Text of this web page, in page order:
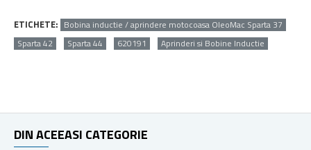
ETICHETE: Bobina inductie / aprindere motocoasa OleoMac Sparta 37
Sparta 42
Sparta 44 620191 Aprinderi si Bobine Inductie
DIN ACEEASI CATEGORIE